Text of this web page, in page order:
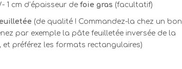
1 cm d’épaisseur de foie gras (facultatif)
(de qualité ! Commandez-la chez un bon
par exemple la pâte feuilletée inversée de la
et préférez les formats rectangulaires)